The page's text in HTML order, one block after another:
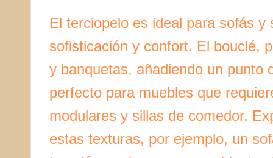
El terciopelo es ideal para sofás
sofisticación y confort. El bouclé,
y banquetas, añadiendo un punto
perfecto para muebles que
modulares y sillas de comedor.
estas texturas, por ejemplo, un